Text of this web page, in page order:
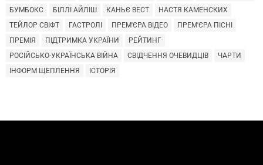
БУМБОКС
БІЛЛІ АЙЛІШ КАНЬЄ ВЕСТ
НАСТЯ КАМЕНСКИХ
ТЕЙЛОР СВІФТ
ГАСТРОЛІ ПРЕМ'ЄРА ВІДЕО
ПРЕМ'ЄРА ПІСНІ
ПРЕМІЯ
ПІДТРИМКА УКРАЇНИ
РЕЙТИНГ
РОСІЙСЬКО-УКРАЇНСЬКА ВІЙНА
СВІДЧЕННЯ ОЧЕВИДЦІВ
ЧАРТИ
ІНФОРМ ЩЕПЛЕННЯ
ІСТОРІЯ